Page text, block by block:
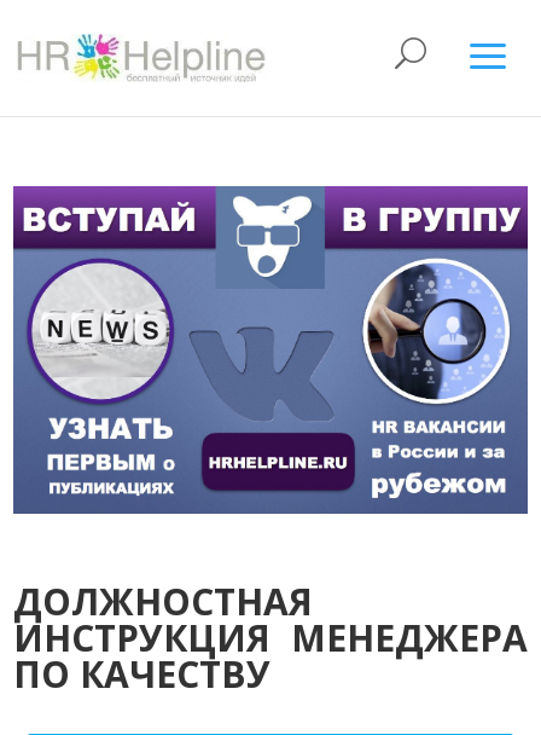
ДОЛЖНОСТНАЯ
ИНСТРУКЦИЯ МЕНЕДЖЕРА
ПО КАЧЕСТВУ